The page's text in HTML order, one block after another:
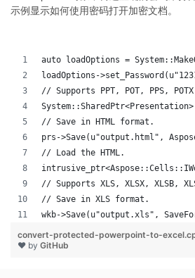
示例显示如何使用密码打开加密文档。
auto loadOptions =
loadOptions-
// Supports PPT, POT, PPS,
// Save in HTML format.
prs->Save(u"output.html",
// Load the HTML.
// Supports XLS, XLSX, XLSB,
// Save in XLS format.
wkb->Save(u"output.xls",
convert-protected-powerpoint-to-
❤ by GitHub